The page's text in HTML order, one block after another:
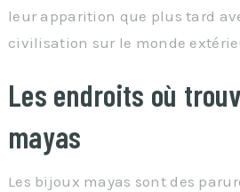
leur apparition que plus tard
civilisation sur le monde
Les endroits où
mayas
Les bijoux mayas sont des